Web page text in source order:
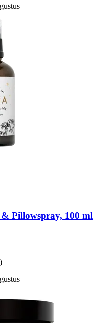
Pillowspray, 100 ml